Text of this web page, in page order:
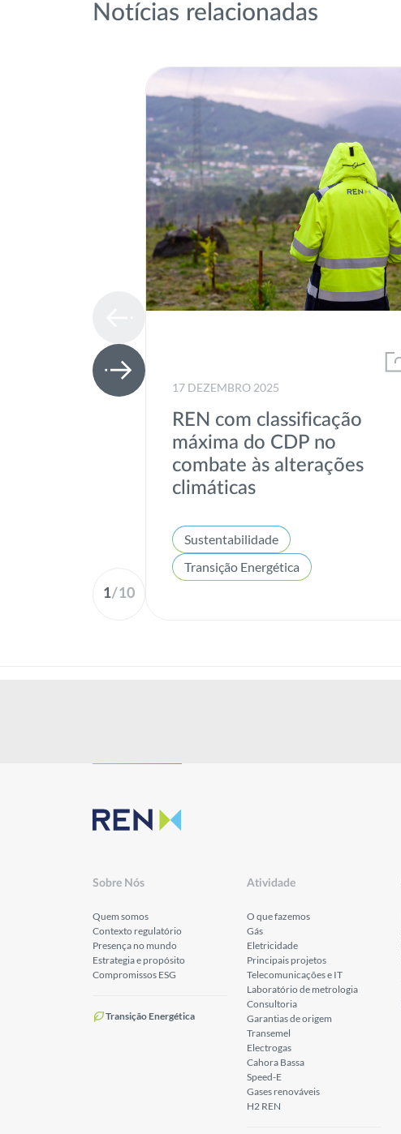
Notícias relacionadas
1/10
17 DEZEMBRO 2025
REN com classificação
máxima do CDP no
combate às alterações
climáticas
Sustentabilidade
Transição Energética
Sobre Nós
Quem somos
Contexto regulatório
Presença no mundo
Estrategia e propósito
Compromissos ESG
Transição Energética
Atividade
O que fazemos
Gás
Eletricidade
Principais projetos
Telecomunicações e IT
Laboratório de metrologia
Consultoria
Garantias de origem
Transemel
Electrogas
Cahora Bassa
Speed-E
Gases renováveis
H2 REN